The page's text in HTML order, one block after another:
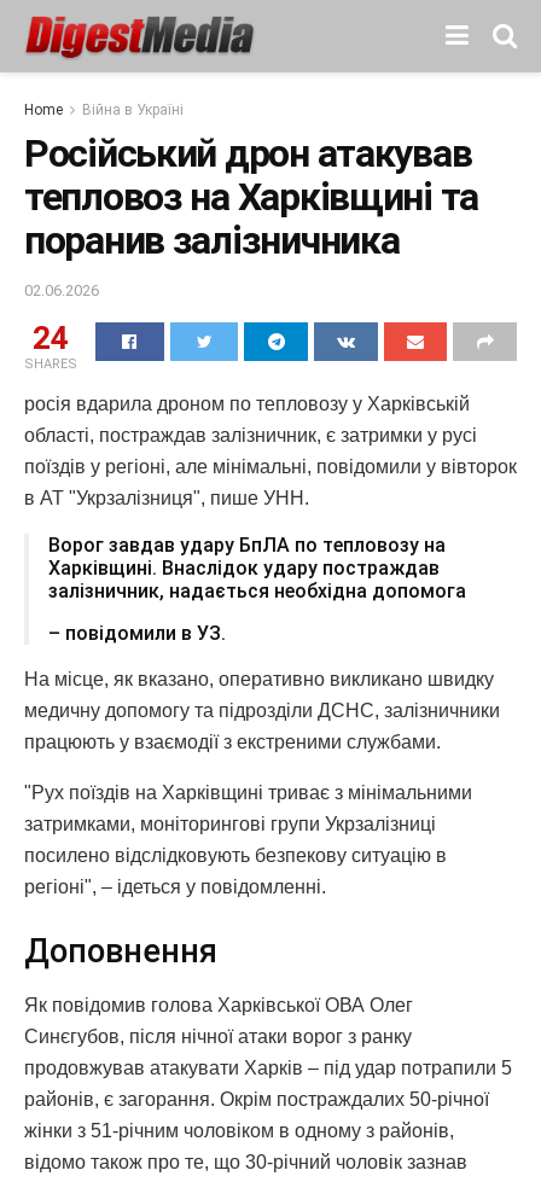
Home Війна в Україні
Російський дрон атакував
тепловоз на Харківщині та
поранив залізничника
02.06.2026
24
SHARES
росія вдарила дроном по тепловозу у Харківській
області, постраждав залізничник, є затримки у русі
поїздів у регіоні, але мінімальні, повідомили у вівторок
в АТ "Укрзалізниця", пише УНН.
Ворог завдав удару БпЛА по тепловозу на
Харківщині. Внаслідок удару постраждав
залізничник, надається необхідна допомога
– повідомили в УЗ.
На місце, як вказано, оперативно викликано швидку
медичну допомогу та підрозділи ДСНС, залізничники
працюють у взаємодії з екстреними службами.
"Рух поїздів на Харківщині триває з мінімальними
затримками, моніторингові групи Укрзалізниці
посилено відслідковують безпекову ситуацію в
регіоні", – ідеться у повідомленні.
Доповнення
Як повідомив голова Харківської ОВА Олег
Синєгубов, після нічної атаки ворог з ранку
продовжував атакувати Харків – під удар потрапили 5
районів, є загорання. Окрім постраждалих 50-річної
жінки з 51-річним чоловіком в одному з районів,
відомо також про те, що 30-річний чоловік зазнав